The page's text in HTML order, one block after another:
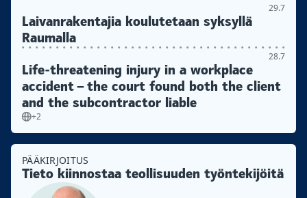
29.7
Laivanrakentajia koulutetaan syksyllä
Raumalla
28.7
Life-threatening injury in a workplace
accident – the court found both the client
and the subcontractor liable
+2
PÄÄKIRJOITUS
Tieto kiinnostaa teollisuuden työntekijöitä